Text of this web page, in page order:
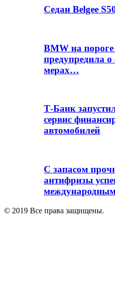
Седан Belgee
BMW на
предупредила
мерах…
Т-Банк
сервис
автомобилей
С запасом
антифризы
© 2019 Все права защищены.